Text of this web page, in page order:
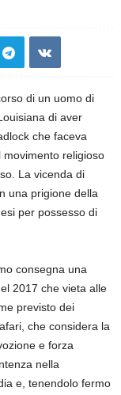
di un uomo di
di aver
che faceva
religioso
La vicenda di
una prigione della
per possesso di
consegna una
2017 che vieta alle
previsto dei
che considera la
e forza
nella
e, tenendolo fermo